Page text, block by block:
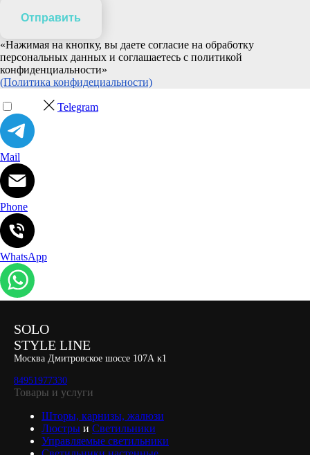
Отправить
«Нажимая на кнопку, вы даете согласие на обработку
персональных данных и соглашаетесь c политикой
конфиденциальности»
(Политика конфидециальности)
Telegram
Mail
Phone
WhatsApp
SOLO
STYLE LINE
Москва Дмитровское шоссе 107А к1
84951977330
Товары и услуги
Шторы, карнизы, жалюзи
Люстры и Светильники
Управляемые светильники